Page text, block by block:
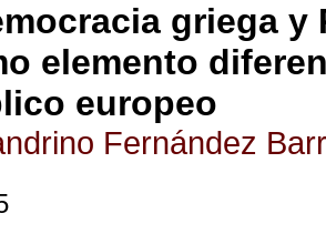
griega
elemento
europeo
Fernández